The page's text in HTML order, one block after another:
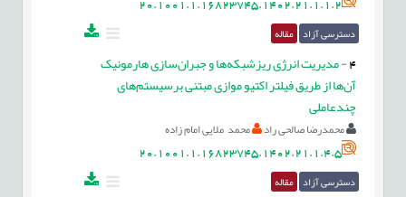
دسترسی آزاد مقاله
4
-مدیریت انرژی ریزشبکه‌ها و جبران‌سازی هارمونیک
آن‌ها از طریق فیلتر اکتیو موازی مبتنی برسیستم‌های
چندعاملی
محمدرضا صالحی راد محمد ملایی امام زاده
20.1001.1.16823745.1402.21.1.4.5
دسترسی آزاد مقاله